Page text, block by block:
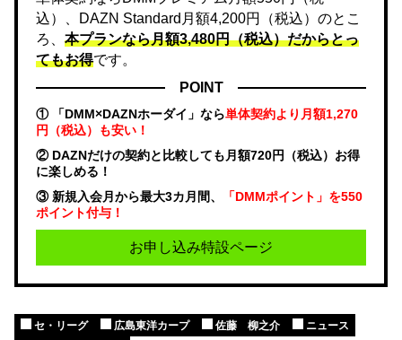
込）、DAZN Standard月額4,200円（税込）のとこ
ろ、 本プランなら月額3,480円（税込）だからとっ
てもお得です。
POINT
① 「DMM×DAZNホーダイ」なら単体契約より月額1,270
円（税込）も安い！
② DAZNだけの契約と比較しても月額720円（税込）お得
に楽しめる！
③ 新規入会月から最大3カ月間、
「DMMポイント」を550
ポイント付与！
お申し込み特設ページ
セ・リーグ 広島東洋カープ 佐藤 柳之介
ニュース